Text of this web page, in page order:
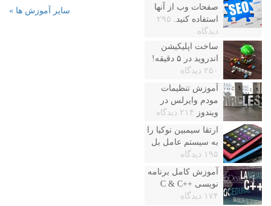
صفحات وب از آنها
استفاده کنید. ۲۹۵
دیدگاه
ساخت اپلیکیشن
اندروید در ۵ دقیقه!
۲۵۰ دیدگاه
آموزش تنظیمات
مودم وایرلس در
ویندوز
۲۱۴ دیدگاه
ارتقا سیمبین نوکیا را
به سیستم عامل بل
۱۹۵ دیدگاه
آموزش کامل برنامه
نویسی ++C & C
۱۷۴ دیدگاه
سایر آموزش ها »